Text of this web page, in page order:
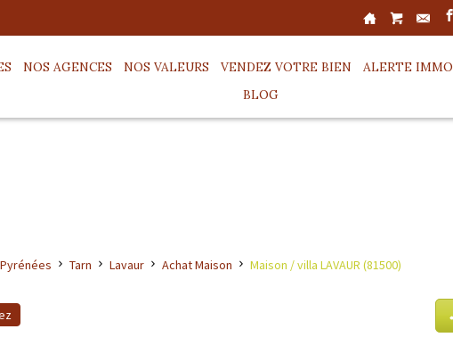
NOS AGENCES NOS VALEURS VENDEZ VOTRE BIEN ALERTE IMMO
BLOG
Tarn Lavaur Achat Maison Maison / villa LAVAUR (81500)